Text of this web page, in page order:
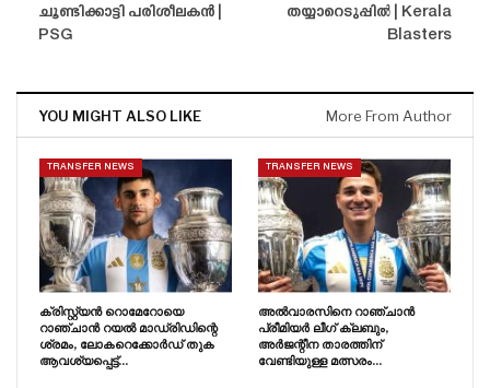
ചൂണ്ടിക്കാട്ടി പരിശീലകൻ |
PSG
തയ്യാറെടുപ്പിൽ | Kerala
Blasters
YOU MIGHT ALSO LIKE More From Author
TRANSFER NEWS
ക്രിസ്റ്റ്യൻ റൊമേറോയെ
റാഞ്ചാൻ റയൽ മാഡ്രിഡിന്റെ
ശ്രമം, ലോകറെക്കോർഡ് തുക
ആവശ്യപ്പെട്ട്…
TRANSFER NEWS
അൽവാരസിനെ റാഞ്ചാൻ
പ്രീമിയർ ലീഗ് ക്ലബും,
അർജന്റീന താരത്തിന്
വേണ്ടിയുള്ള മത്സരം…